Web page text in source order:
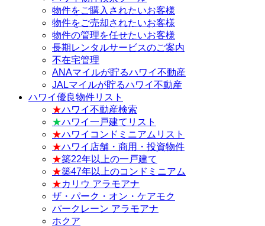
物件をご購入されたいお客様
物件をご売却されたいお客様
物件の管理を任せたいお客様
長期レンタルサービスのご案内
不在宅管理
ANAマイルが貯るハワイ不動産
JALマイルが貯るハワイ不動産
ハワイ優良物件リスト
★ハワイ不動産検索
★ハワイ一戸建てリスト
★ハワイコンドミニアムリスト
★ハワイ店舗・商用・投資物件
★築22年以上の一戸建て
★築47年以上のコンドミニアム
★カリウ アラモアナ
ザ・パーク・オン・ケアモク
パークレーン アラモアナ
ホクア